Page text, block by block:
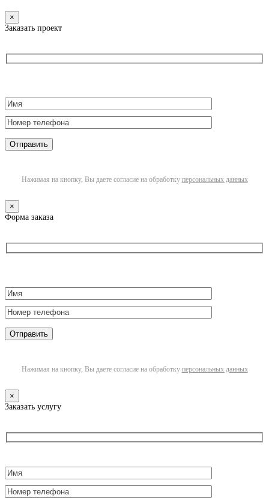
×
Заказать проект
Нажимая на кнопку, Вы даете согласие на обработку персональных данных
×
Форма заказа
Нажимая на кнопку, Вы даете согласие на обработку персональных данных
×
Заказать услугу